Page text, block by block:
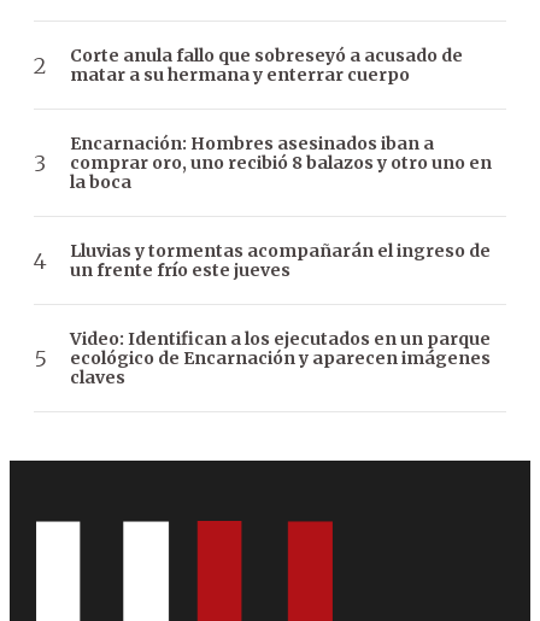
Corte anula fallo que sobreseyó a acusado de
matar a su hermana y enterrar cuerpo
Encarnación: Hombres asesinados iban a
comprar oro, uno recibió 8 balazos y otro uno en
la boca
Lluvias y tormentas acompañarán el ingreso de
un frente frío este jueves
Video: Identifican a los ejecutados en un parque
ecológico de Encarnación y aparecen imágenes
claves